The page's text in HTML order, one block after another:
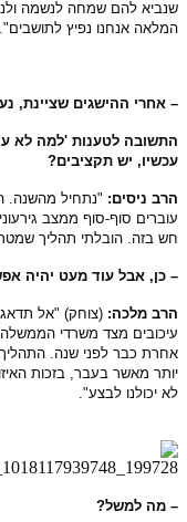
להם שמחה לנשמה
אנחנו נפיץ לתושבים".
אחרי ההישגים שציינת,
לטענות 'למה לא
יש תקציבים?
ניסים:"נתחיל מהשנה.
סוף-סוף ממצב גירעוני
בזה. הובלתי תהליך
כן, אבל עוד מעט יהיה
מלכה:(צוחק) "אל תדאג,
מצד משרדי הממשלה
כבר לפני שנה. התהליך
מאשר בעבר, בזכות האיזון
יכולנו לבצע".
מה למשל?